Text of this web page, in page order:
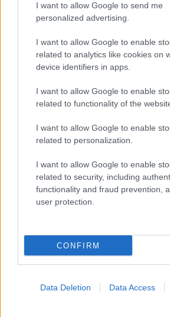
I want to allow Google to send me
personalized advertising.
I want to allow Google to enable
related to analytics like cookies on
device identifiers in apps.
I want to allow Google to enable
related to functionality of the
I want to allow Google to enable
related to personalization.
I want to allow Google to enable
related to security, including
functionality and fraud prevention,
user protection.
CONFIRM
Data Deletion Data Access